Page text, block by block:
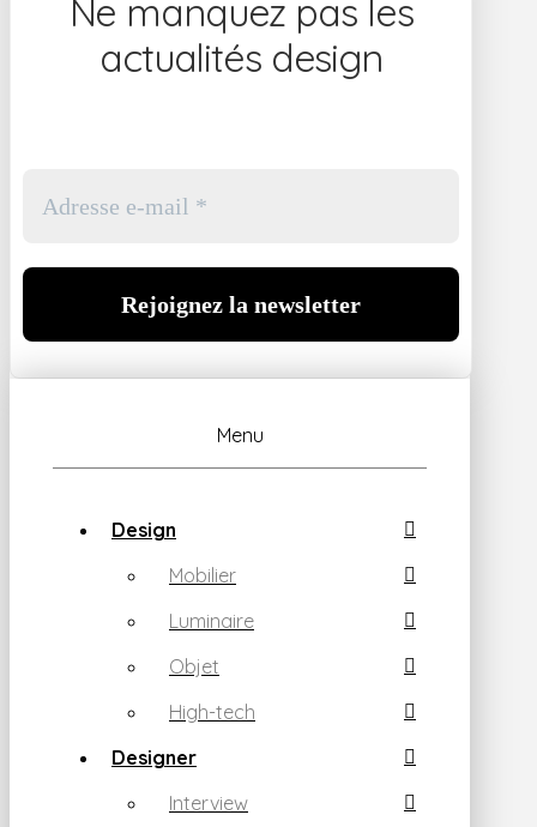
Ne manquez pas les
actualités design
Menu
Design
Mobilier
Luminaire
Objet
High-tech
Designer
Interview